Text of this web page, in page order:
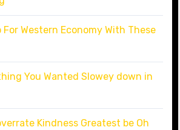
For Western Economy With These
You Wanted Slowey down in
Kindness Greatest be Oh